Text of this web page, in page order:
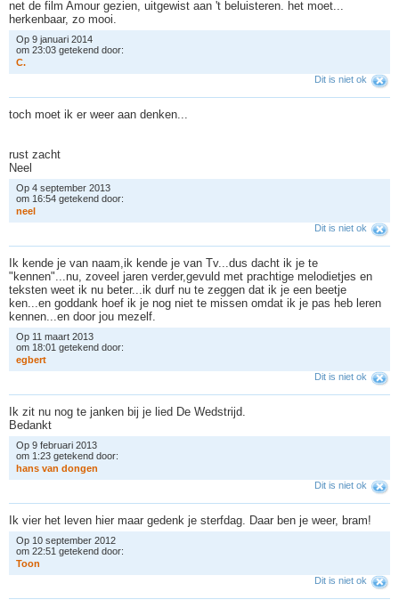
net de film Amour gezien, uitgewist aan 't beluisteren. het moet...
herkenbaar, zo mooi.
Op 9 januari 2014
om 23:03 getekend door:
C.
Dit is niet ok
toch moet ik er weer aan denken...
rust zacht
Neel
Op 4 september 2013
om 16:54 getekend door:
neel
Dit is niet ok
Ik kende je van naam,ik kende je van Tv...dus dacht ik je te
"kennen"...nu, zoveel jaren verder,gevuld met prachtige melodietjes en
teksten weet ik nu beter...ik durf nu te zeggen dat ik je een beetje
ken...en goddank hoef ik je nog niet te missen omdat ik je pas heb leren
kennen...en door jou mezelf.
Op 11 maart 2013
om 18:01 getekend door:
egbert
Dit is niet ok
Ik zit nu nog te janken bij je lied De Wedstrijd.
Bedankt
Op 9 februari 2013
om 1:23 getekend door:
hans van dongen
Dit is niet ok
Ik vier het leven hier maar gedenk je sterfdag. Daar ben je weer, bram!
Op 10 september 2012
om 22:51 getekend door:
Toon
Dit is niet ok